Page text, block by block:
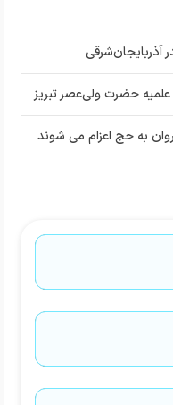
آذربایجان‌شرقی
علمیه حضرت ولی‌عصر تبریز